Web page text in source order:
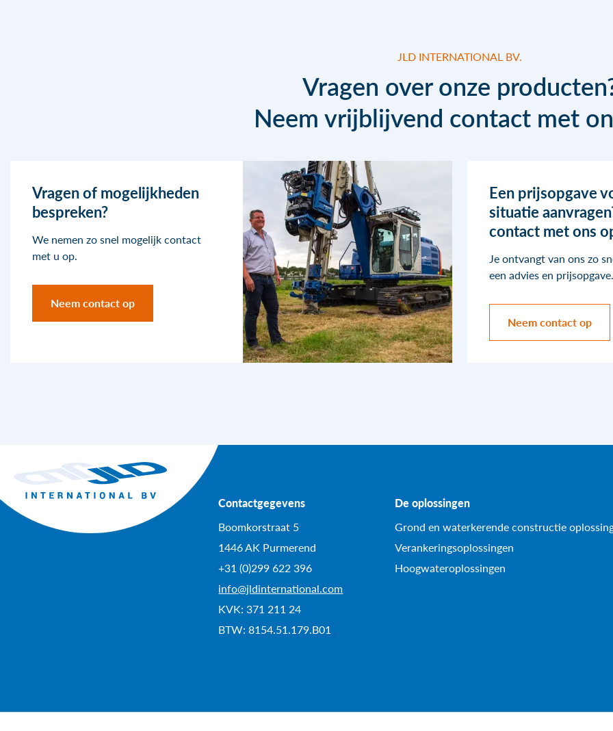
JLD INTERNATIONAL BV.
Vragen over onze
Neem vrijblijvend contact met
Vragen of mogelijkheden
bespreken?
We nemen zo snel mogelijk contact
met u op.
Neem contact op
Een prijsopgave
situatie
contact met ons
Je ontvangt van ons zo
een advies en prijsopgave.
Neem contact op
Contactgegevens
Boomkorstraat 5
1446 AK Purmerend
+31 (0)299 622 396
info@jldinternational.com
KVK: 371 211 24
BTW: 8154.51.179.B01
De oplossingen
Grond en waterkerende constructie
Verankeringsoplossingen
Hoogwateroplossingen